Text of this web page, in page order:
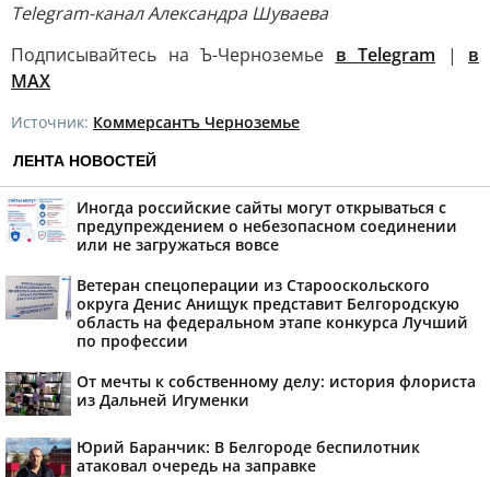
Telegram-канал Александра Шуваева
Подписывайтесь на Ъ-Черноземье в Telegram | в
MAX
Источник: Коммерсантъ Черноземье
ЛЕНТА НОВОСТЕЙ
Иногда российские сайты могут открываться с
предупреждением о небезопасном соединении
или не загружаться вовсе
Ветеран спецоперации из Старооскольского
округа Денис Анищук представит Белгородскую
область на федеральном этапе конкурса Лучший
по профессии
От мечты к собственному делу: история флориста
из Дальней Игуменки
Юрий Баранчик: В Белгороде беспилотник
атаковал очередь на заправке